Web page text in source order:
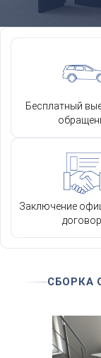
Бесплатный
Заключение
СБОРКА